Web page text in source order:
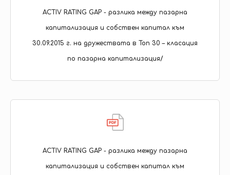
ACTIV RATING GAP - разлика между пазарна
капитализация и собствен капитал към
30.09.2015 г. на дружествата в Топ 30 – класация
по пазарна капитализация/
ACTIV RATING GAP - разлика между пазарна
капитализация и собствен капитал към